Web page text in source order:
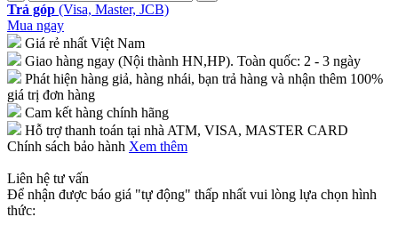
Trả góp (Visa, Master, JCB)
Mua ngay
Giá rẻ nhất Việt Nam
Giao hàng ngay (Nội thành HN,HP). Toàn quốc: 2 - 3 ngày
Phát hiện hàng giả, hàng nhái, bạn trả hàng và nhận thêm 100%
giá trị đơn hàng
Cam kết hàng chính hãng
Hỗ trợ thanh toán tại nhà ATM, VISA, MASTER CARD
Chính sách bảo hành Xem thêm
Liên hệ tư vấn
Để nhận được báo giá "tự động" thấp nhất vui lòng lựa chọn hình
thức: